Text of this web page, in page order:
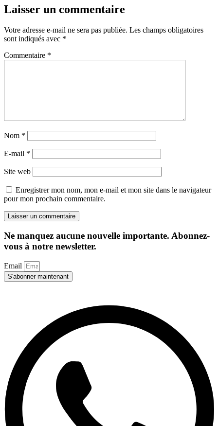
Laisser un commentaire
Votre adresse e-mail ne sera pas publiée. Les champs obligatoires
sont indiqués avec *
Commentaire *
Nom *
E-mail *
Site web
Enregistrer mon nom, mon e-mail et mon site dans le navigateur
pour mon prochain commentaire.
Ne manquez aucune nouvelle importante. Abonnez-
vous à notre newsletter.
Email
S'abonner maintenant